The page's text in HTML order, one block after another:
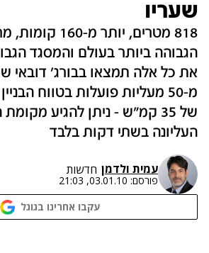
שעריו
818 מטרים, יותר
הגבוהה ביותר בעולם והמסגד
את כל אלה תמצאו בבורג' דובאי
מ-50 מעליות פועלות בטווח
של 35 קמ"ש - ניתן להגיע
העליונה בשתי דקות בלבד
עמית ולדמן חדשות
פורסם: 03.01.10, 21:03
עקבו אחרינו בגוגל
נתקלנו בבעיה